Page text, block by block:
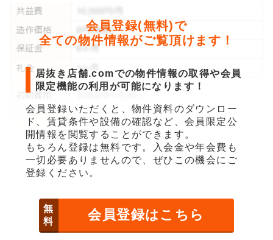
会員登録(無料)で
全ての物件情報がご覧頂けます！
居抜き店舗.comでの物件情報の取得や会員
限定機能の利用が可能になります！
会員登録いただくと、物件資料のダウンロー
ド、賃貸条件や設備の確認など、会員限定公
開情報を閲覧することができます。
もちろん登録は無料です。入会金や年会費も
一切必要ありませんので、ぜひこの機会にご
登録ください。
無
料
会員登録はこちら